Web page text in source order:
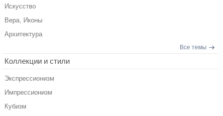
Искусство
Вера, Иконы
Архитектура
Все темы
Коллекции и стили
Экспрессионизм
Импрессионизм
Кубизм